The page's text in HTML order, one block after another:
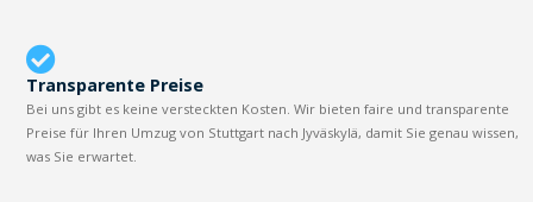
Transparente Preise
Bei uns gibt es keine versteckten Kosten. Wir bieten faire und transparente
Preise für Ihren Umzug von Stuttgart nach Jyväskylä, damit Sie genau wissen,
was Sie erwartet.